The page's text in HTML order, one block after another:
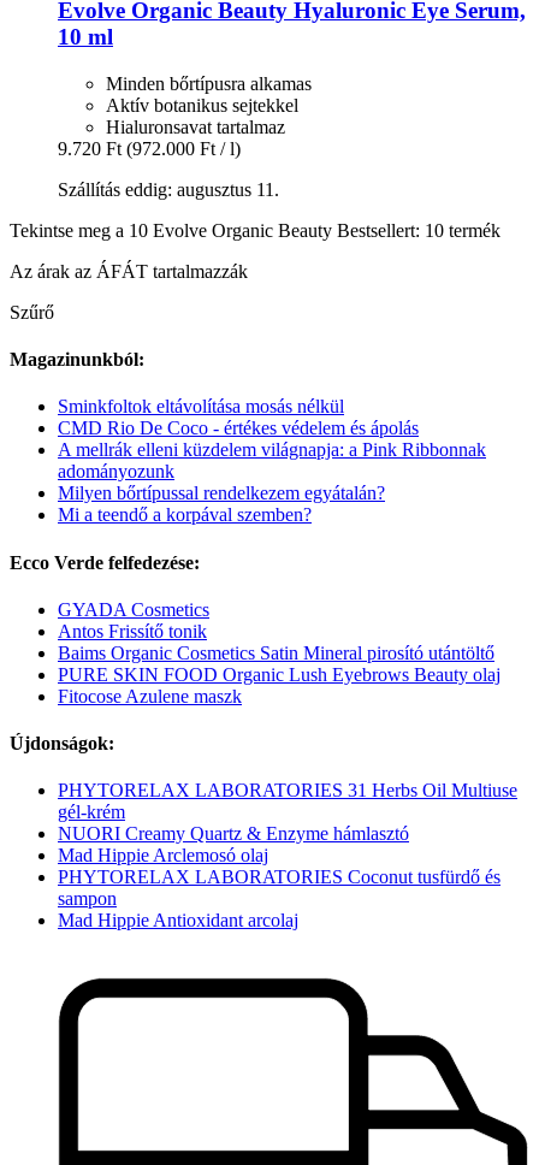
Evolve Organic Beauty Hyaluronic Eye Serum,
10 ml
Minden bőrtípusra alkamas
Aktív botanikus sejtekkel
Hialuronsavat tartalmaz
9.720 Ft (972.000 Ft / l)
Szállítás eddig: augusztus 11.
Tekintse meg a 10 Evolve Organic Beauty Bestsellert: 10 termék
Az árak az ÁFÁT tartalmazzák
Szűrő
Magazinunkból:
Sminkfoltok eltávolítása mosás nélkül
CMD Rio De Coco - értékes védelem és ápolás
A mellrák elleni küzdelem világnapja: a Pink Ribbonnak
adományozunk
Milyen bőrtípussal rendelkezem egyátalán?
Mi a teendő a korpával szemben?
Ecco Verde felfedezése:
GYADA Cosmetics
Antos Frissítő tonik
Baims Organic Cosmetics Satin Mineral pirosító utántöltő
PURE SKIN FOOD Organic Lush Eyebrows Beauty olaj
Fitocose Azulene maszk
Újdonságok:
PHYTORELAX LABORATORIES 31 Herbs Oil Multiuse
gél-krém
NUORI Creamy Quartz & Enzyme hámlasztó
Mad Hippie Arclemosó olaj
PHYTORELAX LABORATORIES Coconut tusfürdő és
sampon
Mad Hippie Antioxidant arcolaj